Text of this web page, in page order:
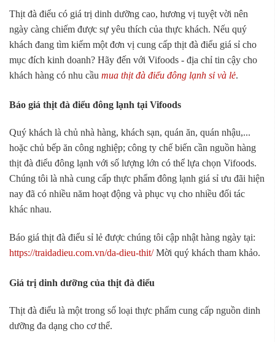
Thịt đà điểu có giá trị dinh dưỡng cao, hương vị tuyệt vời nên
ngày càng chiếm được sự yêu thích của thực khách. Nếu quý
khách đang tìm kiếm một đơn vị cung cấp thịt đà điểu giá sỉ cho
mục đích kinh doanh? Hãy đến với Vifoods - địa chỉ tin cậy cho
khách hàng có nhu cầu mua thịt đà điểu đông lạnh sỉ và lẻ.
Báo giá thịt đà điểu đông lạnh tại Vifoods
Quý khách là chủ nhà hàng, khách sạn, quán ăn, quán nhậu,...
hoặc chủ bếp ăn công nghiệp; công ty chế biến cần nguồn hàng
thịt đà điểu đông lạnh với số lượng lớn có thể lựa chọn Vifoods.
Chúng tôi là nhà cung cấp thực phẩm đông lạnh giá sỉ ưu đãi hiện
nay đã có nhiều năm hoạt động và phục vụ cho nhiều đối tác
khác nhau.
Báo giá thịt đà điểu sỉ lẻ được chúng tôi cập nhật hàng ngày tại:
https://traidadieu.com.vn/da-dieu-thit/Mời quý khách tham khảo.
Giá trị dinh dưỡng của thịt đà điểu
Thịt đà điểu là một trong số loại thực phẩm cung cấp nguồn dinh
dưỡng đa dạng cho cơ thể.